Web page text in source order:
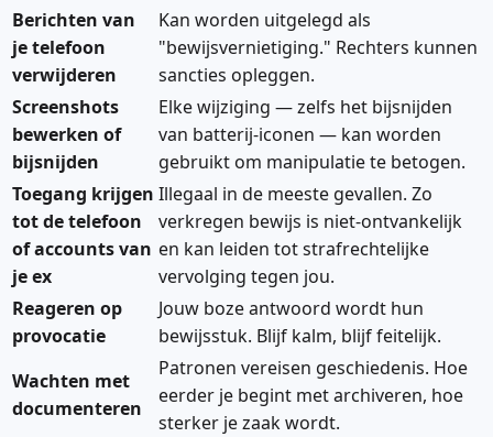
Berichten van
je telefoon
verwijderen
Kan worden uitgelegd als
"bewijsvernietiging." Rechters kunnen
sancties opleggen.
Screenshots
bewerken of
bijsnijden
Elke wijziging — zelfs het bijsnijden
van batterij-iconen — kan worden
gebruikt om manipulatie te betogen.
Toegang krijgen
tot de telefoon
of accounts van
je ex
Illegaal in de meeste gevallen. Zo
verkregen bewijs is niet-ontvankelijk
en kan leiden tot strafrechtelijke
vervolging tegen jou.
Reageren op
provocatie
Jouw boze antwoord wordt hun
bewijsstuk. Blijf kalm, blijf feitelijk.
Wachten met
documenteren
Patronen vereisen geschiedenis. Hoe
eerder je begint met archiveren, hoe
sterker je zaak wordt.